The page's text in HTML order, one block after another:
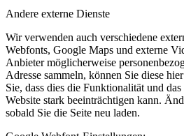
Andere externe Dienste
Wir verwenden auch verschiedene
Webfonts, Google Maps und externe
Anbieter möglicherweise
Adresse sammeln, können Sie diese
Sie, dass dies die Funktionalität und
Website stark beeinträchtigen kann.
sobald Sie die Seite neu laden.